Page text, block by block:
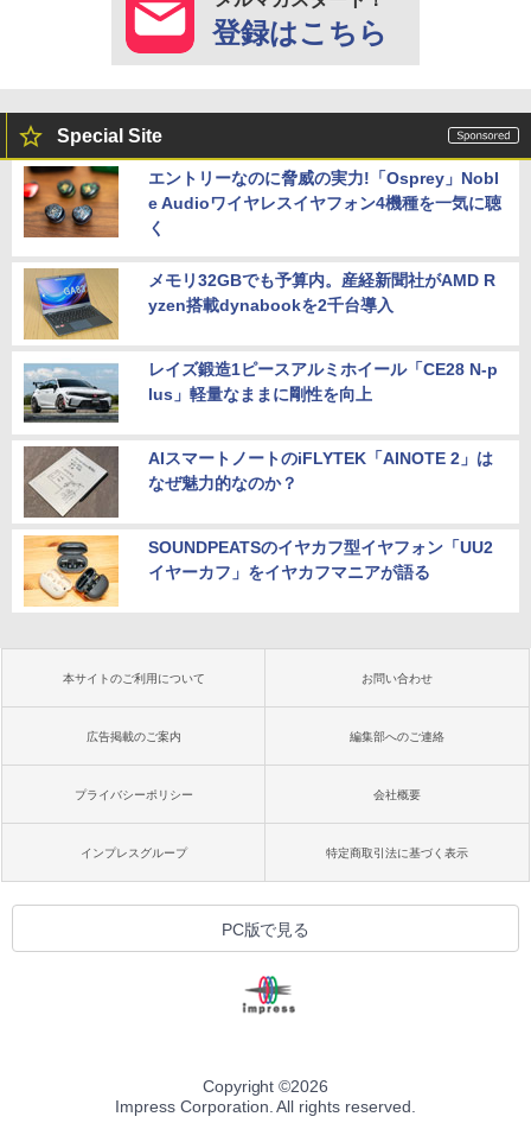
登録はこちら
Special Site
エントリーなのに脅威の実力!「Osprey」Nobl
e Audioワイヤレスイヤフォン4機種を一気に聴
く
メモリ32GBでも予算内。産経新聞社がAMD R
yzen搭載dynabookを2千台導入
レイズ鍛造1ピースアルミホイール「CE28 N-p
lus」軽量なままに剛性を向上
AIスマートノートのiFLYTEK「AINOTE 2」は
なぜ魅力的なのか？
SOUNDPEATSのイヤカフ型イヤフォン「UU2
イヤーカフ」をイヤカフマニアが語る
本サイトのご利用について お問い合わせ
広告掲載のご案内 編集部へのご連絡
プライバシーポリシー 会社概要
インプレスグループ 特定商取引法に基づく表示
PC版で見る
Copyright ©2026
Impress Corporation. All rights reserved.